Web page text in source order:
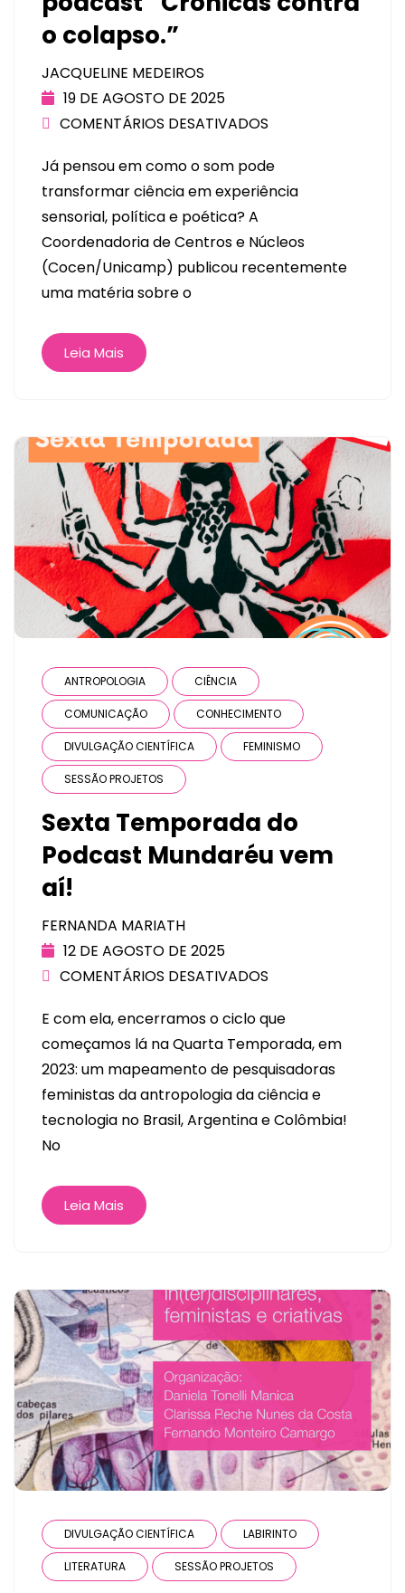
o colapso.”
JACQUELINE MEDEIROS
19 DE AGOSTO DE 2025
COMENTÁRIOS DESATIVADOS
Já pensou em como o som pode
transformar ciência em experiência
sensorial, política e poética? A
Coordenadoria de Centros e Núcleos
(Cocen/Unicamp) publicou recentemente
uma matéria sobre o
Leia Mais
ANTROPOLOGIA CIÊNCIA
COMUNICAÇÃO CONHECIMENTO
DIVULGAÇÃO CIENTÍFICA FEMINISMO
SESSÃO PROJETOS
Sexta Temporada do
Podcast Mundaréu vem
aí!
FERNANDA MARIATH
12 DE AGOSTO DE 2025
COMENTÁRIOS DESATIVADOS
E com ela, encerramos o ciclo que
começamos lá na Quarta Temporada, em
2023: um mapeamento de pesquisadoras
feministas da antropologia da ciência e
tecnologia no Brasil, Argentina e Colômbia!
No
Leia Mais
DIVULGAÇÃO CIENTÍFICA LABIRINTO
LITERATURA SESSÃO PROJETOS